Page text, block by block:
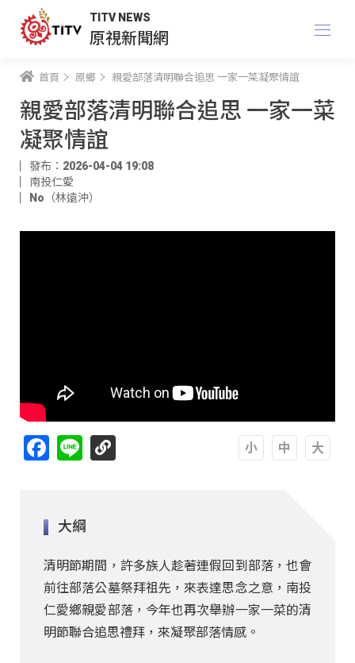
TITV NEWS
原視新聞網
首頁 原鄉 親愛部落清明聯合追思 一家一菜凝聚情誼
親愛部落清明聯合追思 一家一菜
凝聚情誼
發布：2026-04-04 19:08
南投仁愛
No（林遠沖）
Facebook
Line
大綱
清明節期間，許多族人趁著連假回到部落，也會
前往部落公墓祭拜祖先，來表達思念之意，南投
仁愛鄉親愛部落，今年也再次舉辦一家一菜的清
明節聯合追思禮拜，來凝聚部落情感。